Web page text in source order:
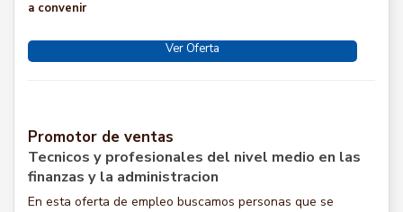
a convenir
Ver Oferta
Promotor de ventas
Tecnicos y profesionales del nivel medio en las
finanzas y la administracion
En esta oferta de empleo buscamos personas que se